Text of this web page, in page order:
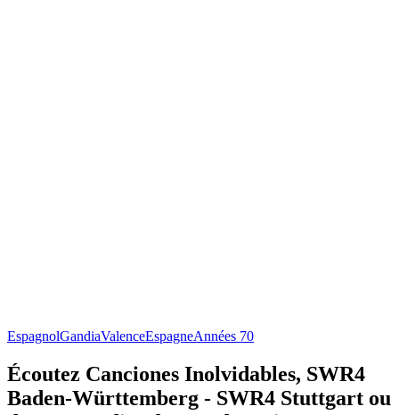
EspagnolGandiaValenceEspagneAnnées 70
Écoutez Canciones Inolvidables, SWR4
Baden-Württemberg - SWR4 Stuttgart ou